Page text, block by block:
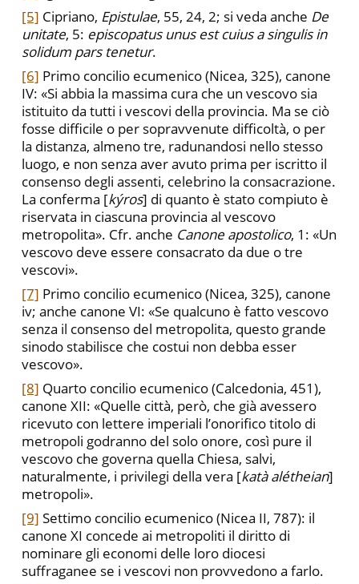
[5] Cipriano, Epistulae, 55, 24, 2; si veda anche De
unitate, 5: episcopatus unus est cuius a singulis in
solidum pars tenetur.
[6] Primo concilio ecumenico (Nicea, 325), canone
IV: «Si abbia la massima cura che un vescovo sia
istituito da tutti i vescovi della provincia. Ma se ciò
fosse difficile o per sopravvenute difficoltà, o per
la distanza, almeno tre, radunandosi nello stesso
luogo, e non senza aver avuto prima per iscritto il
consenso degli assenti, celebrino la consacrazione.
La conferma [kýros] di quanto è stato compiuto è
riservata in ciascuna provincia al vescovo
metropolita». Cfr. anche Canone apostolico, 1: «Un
vescovo deve essere consacrato da due o tre
vescovi».
[7] Primo concilio ecumenico (Nicea, 325), canone
iv; anche canone VI: «Se qualcuno è fatto vescovo
senza il consenso del metropolita, questo grande
sinodo stabilisce che costui non debba esser
vescovo».
[8] Quarto concilio ecumenico (Calcedonia, 451),
canone XII: «Quelle città, però, che già avessero
ricevuto con lettere imperiali l’onorifico titolo di
metropoli godranno del solo onore, così pure il
vescovo che governa quella Chiesa, salvi,
naturalmente, i privilegi della vera [katà alétheian]
metropoli».
[9] Settimo concilio ecumenico (Nicea II, 787): il
canone XI concede ai metropoliti il diritto di
nominare gli economi delle loro diocesi
suffraganee se i vescovi non provvedono a farlo.